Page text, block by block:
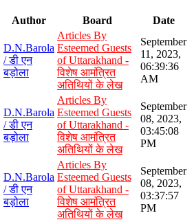
Author Board Date
D.N.Barola
/ डी एन
बड़ोला
Articles By
Esteemed Guests
of Uttarakhand -
विशेष आमंत्रित
अतिथियों के लेख
September
11, 2023,
06:39:36
AM
D.N.Barola
/ डी एन
बड़ोला
Articles By
Esteemed Guests
of Uttarakhand -
विशेष आमंत्रित
अतिथियों के लेख
September
08, 2023,
03:45:08
PM
D.N.Barola
/ डी एन
बड़ोला
Articles By
Esteemed Guests
of Uttarakhand -
विशेष आमंत्रित
अतिथियों के लेख
September
08, 2023,
03:37:57
PM